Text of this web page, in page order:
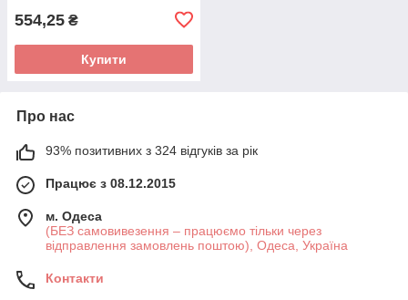
554,25 ₴
Купити
Про нас
93% позитивних з 324 відгуків за рік
Працює з 08.12.2015
м. Одеса
(БЕЗ самовивезення – працюємо тільки через
відправлення замовлень поштою), Одеса, Україна
Контакти